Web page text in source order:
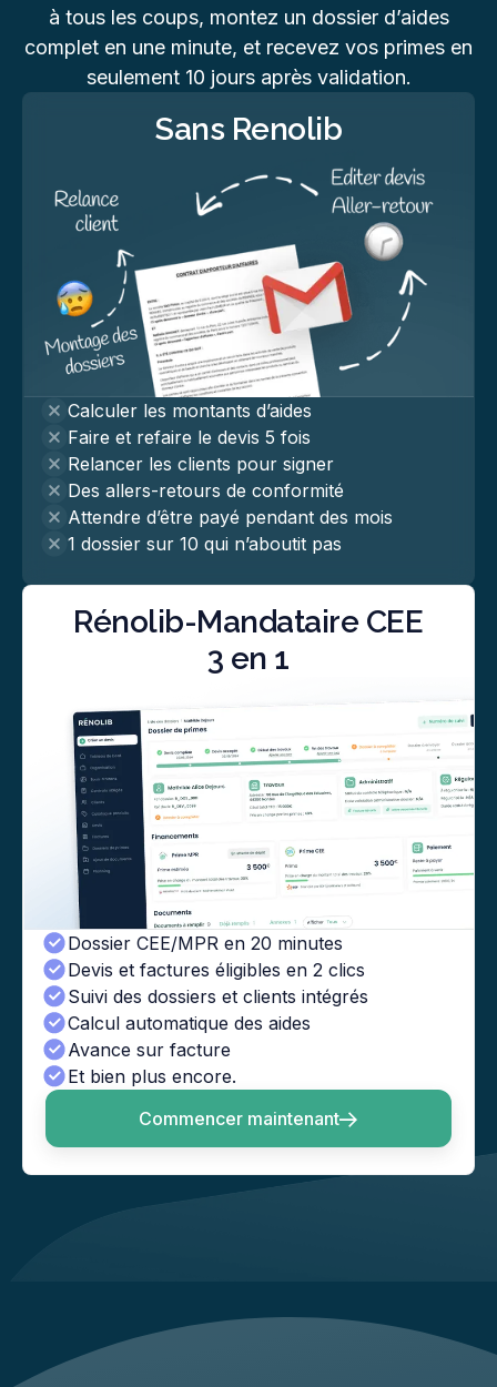
à tous les coups, montez un dossier d’aides
complet en une minute, et recevez vos primes en
seulement 10 jours après validation.
Sans Renolib
Calculer les montants d’aides
Faire et refaire le devis 5 fois
Relancer les clients pour signer
Des allers-retours de conformité
Attendre d’être payé pendant des mois
1 dossier sur 10 qui n’aboutit pas
Rénolib-Mandataire CEE
3 en 1
Dossier CEE/MPR en 20 minutes
Devis et factures éligibles en 2 clics
Suivi des dossiers et clients intégrés
Calcul automatique des aides
Avance sur facture
Et bien plus encore.
Commencer maintenant